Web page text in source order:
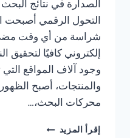
الصدارة في نتائج
التحول الرقمي أصبحت
شراسة من أي وقت
إلكتروني كافيًا لتحقيق
وجود آلاف المواقع
والمنتجات، أصبح
محركات البحث،…
إقرأ المزيد شركة